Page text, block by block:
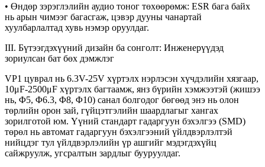
• Өндөр зэрэглэлийн аудио тоног төхөөрөмж: ESR бага байх
нь арын чимээг багасгаж, цэвэр дууны чанартай
хуулбарлалтад хувь нэмэр оруулдаг.
III. Бүтээгдэхүүний дизайн ба сонголт: Инженерүүдэд
зориулсан бат бөх дэмжлэг
VP1 цуврал нь 6.3V-25V хүртэлх нэрлэсэн хүчдэлийн хязгаар,
10μF-2500μF хүртэлх багтаамж, янз бүрийн хэмжээтэй (жишээ
нь, Φ5, Φ6.3, Φ8, Φ10) санал болгодог бөгөөд энэ нь олон
төрлийн орон зай, гүйцэтгэлийн шаардлагыг хангах
зорилготой юм. Үүний стандарт гадаргуун бэхэлгээ (SMD)
төрөл нь автомат гадаргуун бэхэлгээний үйлдвэрлэлтэй
нийцдэг тул үйлдвэрлэлийн үр ашгийг мэдэгдэхүйц
сайжруулж, угсралтын зардлыг бууруулдаг.